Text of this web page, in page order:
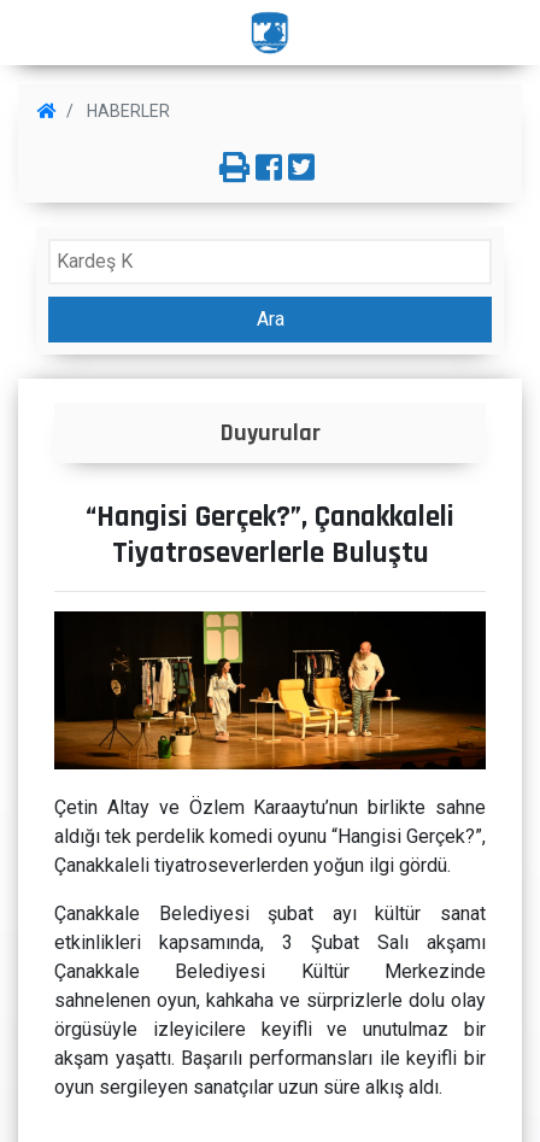
HABERLER
Ara
Duyurular
“Hangisi Gerçek?”, Çanakkaleli
Tiyatroseverlerle Buluştu
Çetin Altay ve Özlem Karaaytu’nun birlikte sahne
aldığı tek perdelik komedi oyunu “Hangisi Gerçek?”,
Çanakkaleli tiyatroseverlerden yoğun ilgi gördü.
Çanakkale Belediyesi şubat ayı kültür sanat
etkinlikleri kapsamında, 3 Şubat Salı akşamı
Çanakkale Belediyesi Kültür Merkezinde
sahnelenen oyun, kahkaha ve sürprizlerle dolu olay
örgüsüyle izleyicilere keyifli ve unutulmaz bir
akşam yaşattı. Başarılı performansları ile keyifli bir
oyun sergileyen sanatçılar uzun süre alkış aldı.